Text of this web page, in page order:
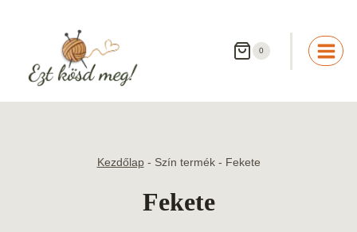
0
Kezdőlap- Szín termék- Fekete
Fekete